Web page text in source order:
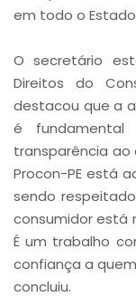
em todo o
O secretário
Direitos do
destacou que a
é fundamental
transparência ao
Procon-PE está
sendo
consumidor está
É um trabalho
confiança a
concluiu.